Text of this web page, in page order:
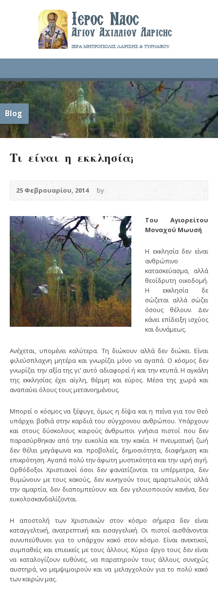
Blog
Τι είναι η εκκλησία;
25 Φεβρουαρίου, 2014 by
Του Αγιορείτου
Μοναχού Μωυσή
Η εκκλησία δεν είναι
ανθρώπινο
κατασκεύασμα, αλλά
θεοΐδρυτη οικοδομή.
Η εκκλησία δε
σώζεται αλλά σώζει
όσους θέλουν. Δεν
κάνει επίδειξη ισχύος
και δυνάμεως.
Ανέχεται, υπομένει καλύτερα. Τη διώκουν αλλά δεν διώκει. Είναι
φιλεύσπλαχνη μητέρα και γνωρίζει μόνο να αγαπά. Ο κόσμος δεν
γνωρίζει την αξία της γι’ αυτό αδιαφορεί ή και την κτυπά. Η αγκάλη
της εκκλησίας έχει αίγλη, θέρμη και εύρος. Μέσα της χωρά και
αναπαύει όλους τους μετανοημένους.
Μπορεί ο κόσμος να ξέφυγε, όμως η δίψα και η πείνα για τον Θεό
υπάρχει βαθιά στην καρδιά του σύγχρονου ανθρώπου. Υπάρχουν
και στους δύσκολους καιρούς άνθρωποι γνήσια πιστοί που δεν
παρασύρθηκαν από την ευκολία και την κακία. Η πνευματική ζωή
δεν θέλει μεγάφωνα και προβολείς, δημοσιότητα, διαφήμιση και
επικρότηση. Αγαπά πολύ την άφωτη μυστικότητα και την ιερή σιγή.
Ορθόδοξοι Χριστιανοί όσοι δεν φανατίζονται τα υπέρμετρα, δεν
θυμώνουν με τους κακούς, δεν κυνηγούν τους αμαρτωλούς αλλά
την αμαρτία, δεν διαπομπεύουν και δεν γελοιοποιούν κανένα, δεν
ευκολοσκανδαλίζονται.
Η αποστολή των Χριστιανών στον κόσμο σήμερα δεν είναι
καταγγελτική, ανατρεπτική και εισαγγελική. Οι πιστοί αισθάνονται
συνυπεύθυνοι για το υπάρχον κακό στον κόσμο. Είναι ανεκτικοί,
συμπαθείς και επιεικείς με τους άλλους. Κύριο έργο τους δεν είναι
να καταλογίζουν ευθύνες, να παρατηρούν τους άλλους συνεχώς
αυστηρά, να μεμψιμοιρούν και να μελαγχολούν για το πολύ κακό
των καιρών μας.